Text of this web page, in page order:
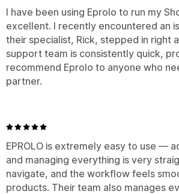
I have been using Eprolo to run my
excellent. I recently encountered an
their specialist, Rick, stepped in right
support team is consistently quick,
recommend Eprolo to anyone who
partner.
EPROLO is extremely easy to use —
and managing everything is very
navigate, and the workflow feels
products. Their team also manages